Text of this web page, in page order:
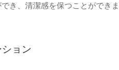
き、清潔感を保つことができま
ョン